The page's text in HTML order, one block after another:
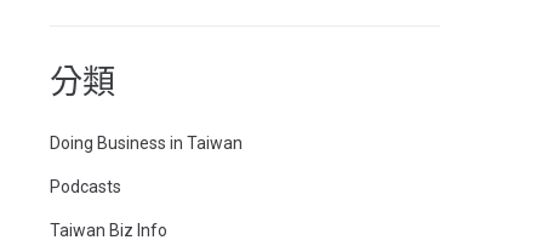
分類
Doing Business in Taiwan
Podcasts
Taiwan Biz Info